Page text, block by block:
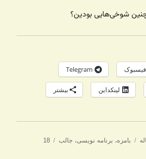
شوخی‌هایی بودین؟
فیسبوک Telegram
لینکداین بیشتر
برچسب‌ها
بامزه، برنامه نویسی، جالب
18